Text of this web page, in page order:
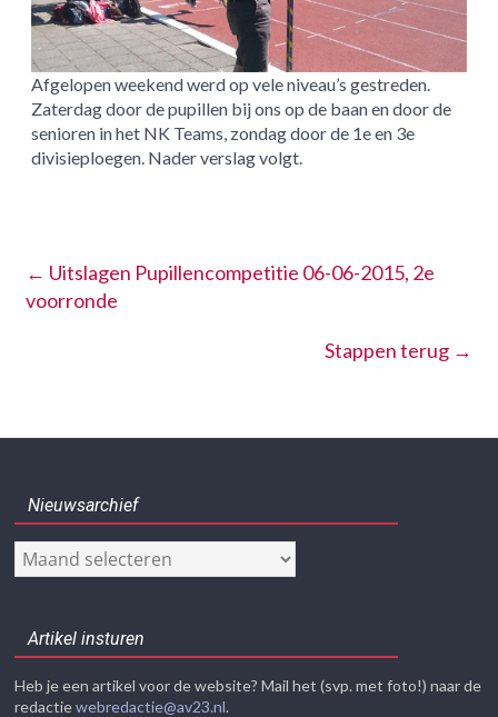
Afgelopen weekend werd op vele niveau’s gestreden.
Zaterdag door de pupillen bij ons op de baan en door de
senioren in het NK Teams, zondag door de 1e en 3e
divisieploegen. Nader verslag volgt.
← Uitslagen Pupillencompetitie 06-06-2015, 2e
voorronde
Stappen terug →
Nieuwsarchief
Nieuwsarchief
Artikel insturen
Heb je een artikel voor de website? Mail het (svp. met foto!) naar de
redactiewebredactie@av23.nl.